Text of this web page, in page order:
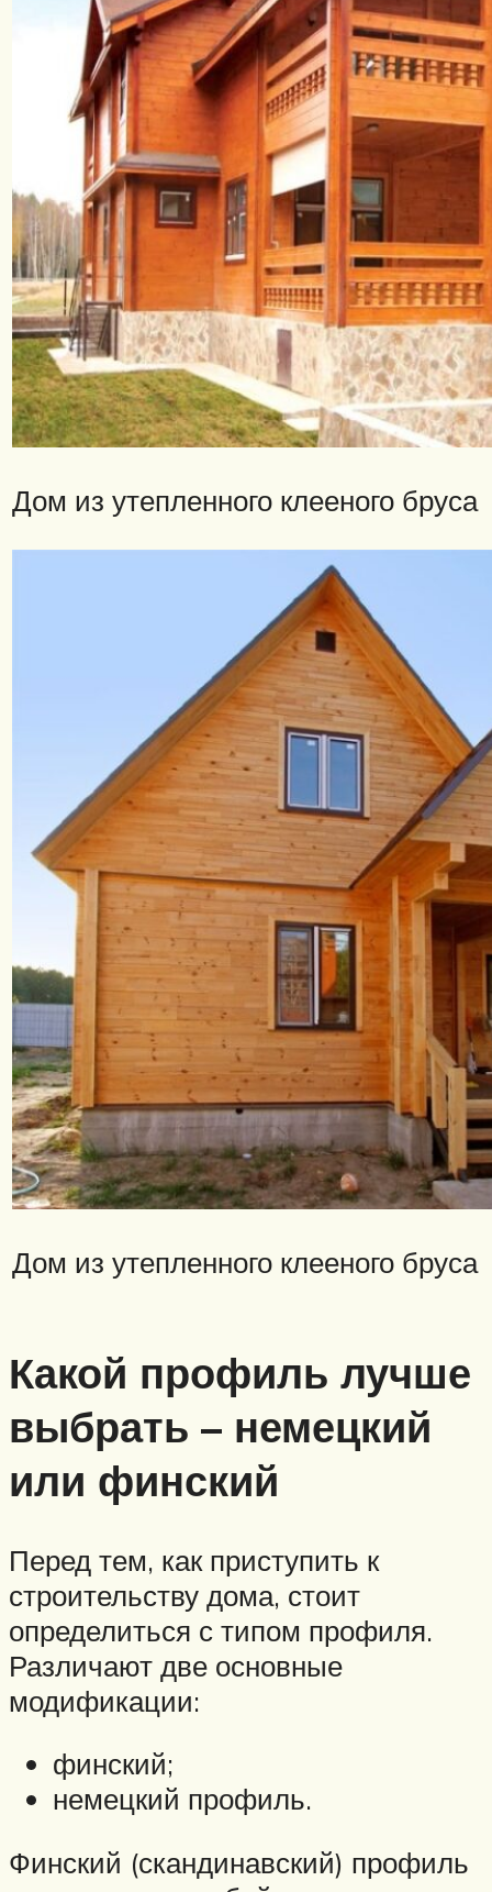
Дом из утепленного клееного бруса
Дом из утепленного клееного бруса
Какой профиль лучше
выбрать – немецкий
или финский
Перед тем, как приступить к
строительству дома, стоит
определиться с типом профиля.
Различают две основные
модификации:
финский;
немецкий профиль.
Финский (скандинавский) профиль